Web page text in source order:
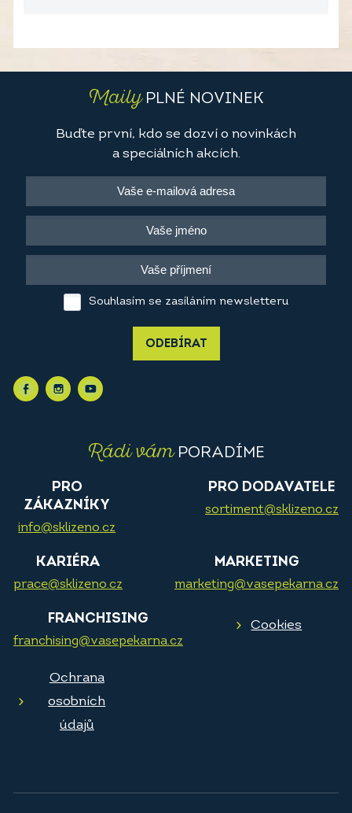
MailyPLNÉ NOVINEK
Buďte první, kdo se dozví o novinkách
a speciálních akcích.
Souhlasím se zasíláním newsletteru
ODEBÍRAT
Rádi vámPORADÍME
PRO
ZÁKAZNÍKY
info@sklizeno.cz
PRO DODAVATELE
sortiment@sklizeno.cz
KARIÉRA
prace@sklizeno.cz
MARKETING
marketing@vasepekarna.cz
FRANCHISING
franchising@vasepekarna.cz
Cookies
Ochrana
osobních
údajů